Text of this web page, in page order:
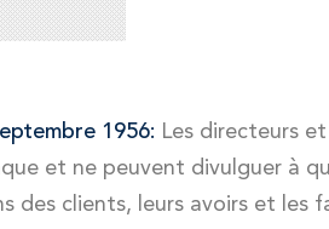
1956: Les directeurs
et ne peuvent divulguer à
des clients, leurs avoirs et